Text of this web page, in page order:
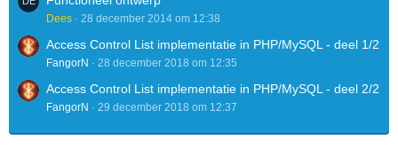
Dees 28 december 2014 om 12:38
Access Control List implementatie in PHP/MySQL - deel 1/2
FangorN 28 december 2018 om 12:35
Access Control List implementatie in PHP/MySQL - deel 2/2
FangorN 29 december 2018 om 12:37